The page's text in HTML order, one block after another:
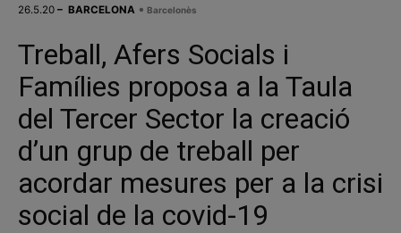
26.5.20 – BARCELONA • Barcelonès
Treball, Afers Socials i
Famílies proposa a la Taula
del Tercer Sector la creació
d’un grup de treball per
acordar mesures per a la crisi
social de la covid-19